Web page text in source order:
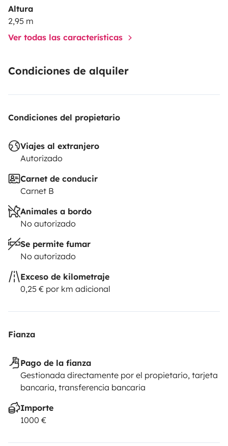
Altura
2,95 m
Ver todas las características
Condiciones de alquiler
Condiciones del propietario
Viajes al extranjero
Autorizado
Carnet de conducir
Carnet B
Animales a bordo
No autorizado
Se permite fumar
No autorizado
Exceso de kilometraje
0,25 € por km adicional
Fianza
Pago de la fianza
Gestionada directamente por el propietario, tarjeta
bancaria, transferencia bancaria
Importe
1000 €